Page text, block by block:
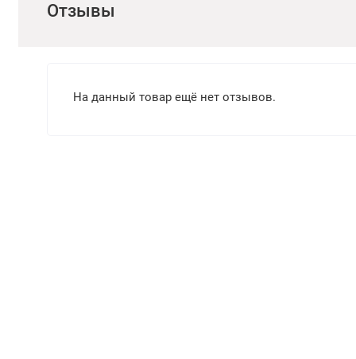
Отзывы
На данный товар ещё нет отзывов.